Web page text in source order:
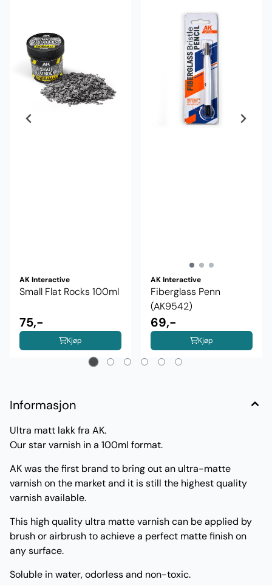
AK Interactive
Small Flat Rocks 100ml
75,-
Kjøp
AK Interactive
Fiberglass Penn
(AK9542)
69,-
Kjøp
Informasjon
Ultra matt lakk fra AK.
Our star varnish in a 100ml format.
AK was the first brand to bring out an ultra-matte
varnish on the market and it is still the highest quality
varnish available.
This high quality ultra mattevarnish can be applied by
brush or airbrush to achieve a perfect matte finish on
any surface.
Soluble in water, odorless and non-toxic.